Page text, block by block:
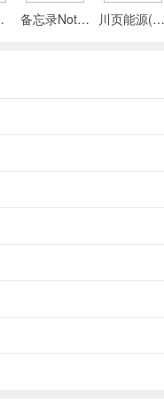
留部分记忆或能力开启新
都可能引发连锁反应，带来
与不同NPC互动，触发超
应用) 备忘录Note(多功能记事APP) 川页能源(电池管理应用)